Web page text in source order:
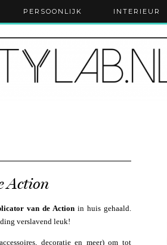
PERSOONLIJK INTERIEUR
Action
van de Actionin huis gehaald.
verslavend leuk!
decoratie en meer) om tot